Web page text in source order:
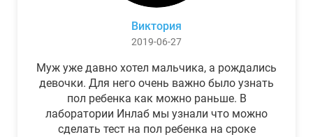
Виктория
2019-06-27
Муж уже давно хотел мальчика, а рождались
девочки. Для него очень важно было узнать
пол ребенка как можно раньше. В
лаборатории Инлаб мы узнали что можно
сделать тест на пол ребенка на сроке